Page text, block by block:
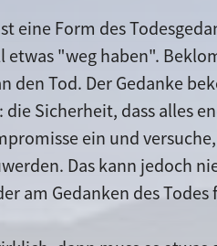
eine Form des
etwas "weg haben".
den Tod. Der Gedanke
Sicherheit, dass alles
ein und
Das kann jedoch
am Gedanken des